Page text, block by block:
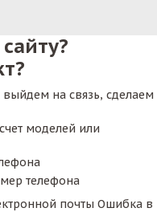
на связь, сделаем
моделей или
телефона
почты Ошибка в